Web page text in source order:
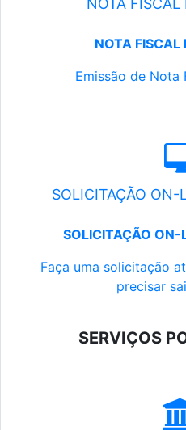
NOTA FISCAL
NOTA FISCAL
Emissão de Nota
SOLICITAÇÃO ON-
SOLICITAÇÃO ON-
Faça uma solicitação
precisar
SERVIÇOS